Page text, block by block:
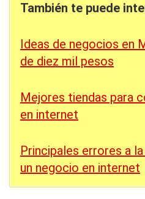
También te puede
Ideas de negocios en
de diez mil pesos
Mejores tiendas para
en internet
Principales errores a
un negocio en internet